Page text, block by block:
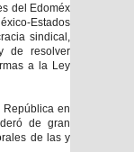
del Edoméx
Estados
sindical,
de resolver
a la Ley
en
de gran
de las y